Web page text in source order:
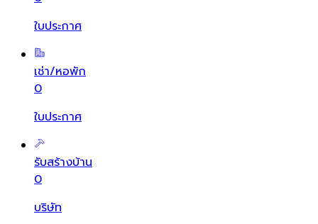
ใบประกาศ
เช่า/หอพัก
0
ใบประกาศ
รับสร้างบ้าน
0
บริษัท